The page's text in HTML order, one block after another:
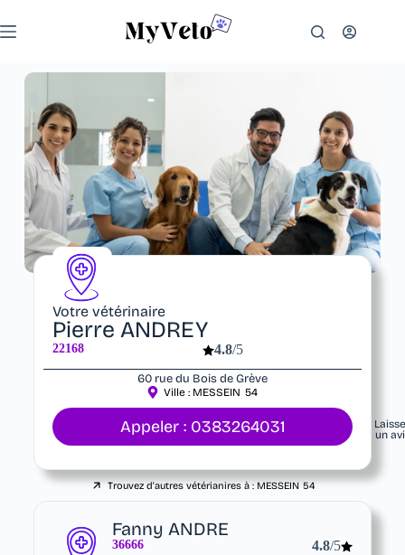
Votre vétérinaire
Pierre ANDREY
22168 4.8/5
60 rue du Bois de Grève
Ville : MESSEIN 54
Appeler : 0383264031
un
Trouvez d'autres vétérianires à : MESSEIN 54
Fanny ANDRE
36666 4.8/5